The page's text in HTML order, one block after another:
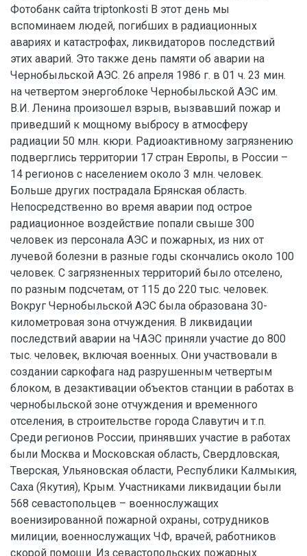
Фотобанк сайта triptonkosti В этот день мы
вспоминаем людей, погибших в радиационных
авариях и катастрофах, ликвидаторов последствий
этих аварий. Это также день памяти об аварии на
Чернобыльской АЭС. 26 апреля 1986 г. в 01 ч. 23 мин.
на четвертом энергоблоке Чернобыльской АЭС им.
В.И. Ленина произошел взрыв, вызвавший пожар и
приведший к мощному выбросу в атмосферу
радиации 50 млн. кюри. Радиоактивному загрязнению
подверглись территории 17 стран Европы, в России –
14 регионов с населением около 3 млн. человек.
Больше других пострадала Брянская область.
Непосредственно во время аварии под острое
радиационное воздействие попали свыше 300
человек из персонала АЭС и пожарных, из них от
лучевой болезни в разные годы скончались около 100
человек. С загрязненных территорий было отселено,
по разным подсчетам, от 115 до 220 тыс. человек.
Вокруг Чернобыльской АЭС была образована 30-
километровая зона отчуждения. В ликвидации
последствий аварии на ЧАЭС приняли участие до 800
тыс. человек, включая военных. Они участвовали в
создании саркофага над разрушенным четвертым
блоком, в дезактивации объектов станции в работах в
чернобыльской зоне отчуждения и временного
отселения, в строительстве города Славутич и т.п.
Среди регионов России, принявших участие в работах
были Москва и Московская область, Свердловская,
Тверская, Ульяновская области, Республики Калмыкия,
Саха (Якутия), Крым. Участниками ликвидации были
568 севастопольцев – военнослужащих
военизированной пожарной охраны, сотрудников
милиции, военнослужащих ЧФ, врачей, работников
скорой помощи. Из севастопольских пожарных